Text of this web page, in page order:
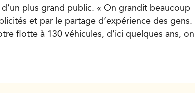
plus grand public. « On grandit beaucoup
et par le partage d’expérience des gens.
flotte à 130 véhicules, d’ici quelques ans, on